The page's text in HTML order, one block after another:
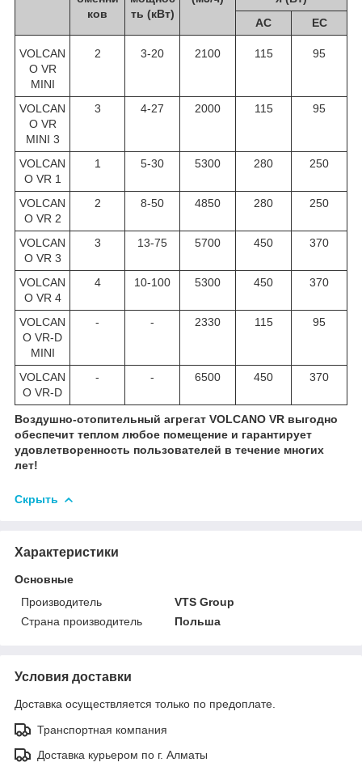
ков
ть (кВт)
АС
ЕС
VOLCAN
O VR
MINI
2 3-20 2100 115 95
VOLCAN
O VR
MINI 3
3 4-27 2000 115 95
VOLCAN
O VR 1
1 5-30 5300 280 250
VOLCAN
O VR 2
2 8-50 4850 280 250
VOLCAN
O VR 3
3 13-75 5700 450 370
VOLCAN
O VR 4
4 10-100 5300 450 370
VOLCAN
O VR-D
MINI
- - 2330 115 95
VOLCAN
O VR-D
- - 6500 450 370
Воздушно-отопительный агрегат VOLCANO VR выгодно
обеспечит теплом любое помещение и гарантирует
удовлетворенность пользователей в течение многих
лет!
Скрыть
Характеристики
Основные
Производитель
VTS Group
Страна производитель
Польша
Условия доставки
Доставка осуществляется только по предоплате.
Транспортная компания
Доставка курьером по г. Алматы